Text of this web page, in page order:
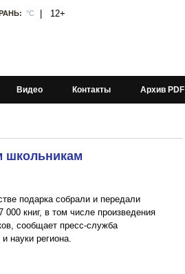
°С 12+
Видео Контакты Архив PDF
школьникам
подарка собрали и передали
книг, в том числе произведения
сообщает пресс-служба
науки региона.